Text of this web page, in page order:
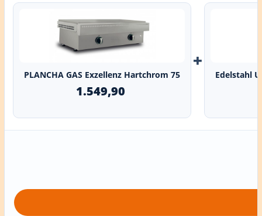
PLANCHA GAS Exzellenz Hartchrom 75
1.549,90
+
Edelstahl